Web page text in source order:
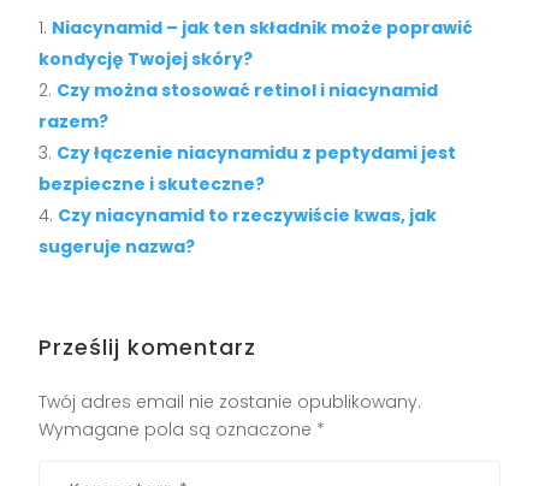
Niacynamid – jak ten składnik może poprawić
kondycję Twojej skóry?
Czy można stosować retinol i niacynamid
razem?
Czy łączenie niacynamidu z peptydami jest
bezpieczne i skuteczne?
Czy niacynamid to rzeczywiście kwas, jak
sugeruje nazwa?
Prześlij komentarz
Twój adres email nie zostanie opublikowany.
Wymagane pola są oznaczone *